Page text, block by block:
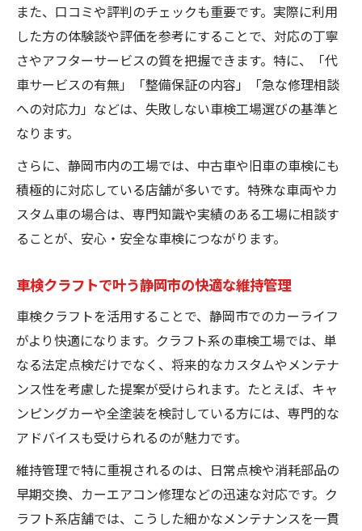
また、口コミや評判のチェックも重要です。実際に利用
した方の体験談や評価を参考にすることで、対応の丁寧
さやアフターサービスの質を把握できます。特に、「代
車サービスの有無」「整備保証の内容」「急な修理相談
への対応力」などは、失敗しない車検工場選びの基準と
なります。
さらに、静岡市内の工場では、中古車や旧車の車検にも
積極的に対応している店舗が多いです。特殊な車両やカ
スタム車の場合は、専門知識や実績のある工場に相談す
ることが、安心・安全な車検につながります。
車検クラフトで叶う静岡市の快適な維持管理
車検クラフトを活用することで、静岡市でのカーライフ
がより快適になります。クラフト系の車検工場では、単
なる法定点検だけでなく、将来的なカスタムやメンテナ
ンス性を考慮した提案が受けられます。たとえば、キャ
ンピングカーや全塗装を検討している方には、専門的な
アドバイスも受けられるのが魅力です。
維持管理で特に重視されるのは、日常点検や消耗部品の
早期交換、カーエアコン修理などの迅速な対応です。ク
ラフト系店舗では、こうした細かなメンテナンスを一貫